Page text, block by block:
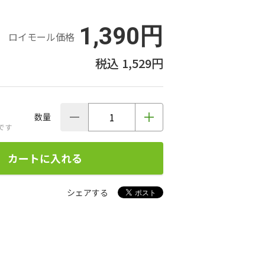
ロイモール価格 1,390円
1,529円
す
数量
カートに入れる
シェアする